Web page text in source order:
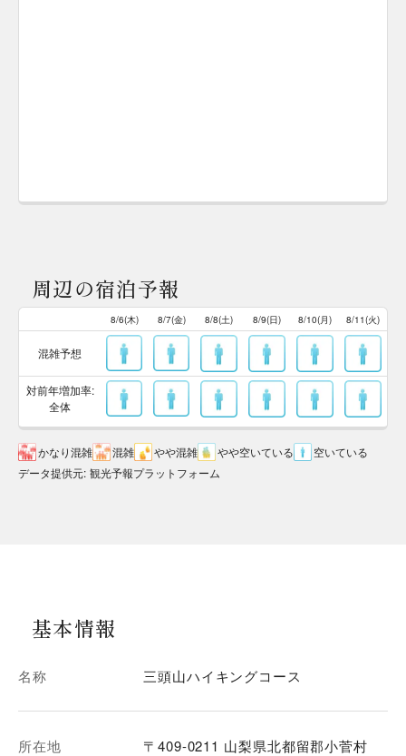
周辺の宿泊予報
8/6(木) 8/7(金) 8/8(土) 8/9(日) 8/10(月) 8/11(火)
混雑予想
対前年増加率:
全体
かなり混雑 混雑 やや混雑 やや空いている
空いている
データ提供元: 観光予報プラットフォーム
基本情報
名称 三頭山ハイキングコース
所在地
〒409-0211 山梨県北都留郡小菅村